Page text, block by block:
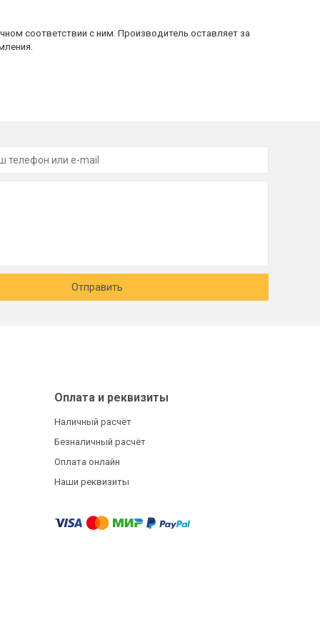
соответствии с ним. Производитель оставляет за
Отправить
Оплата и реквизиты
Наличный расчёт
Безналичный расчёт
Оплата онлайн
Наши реквизиты